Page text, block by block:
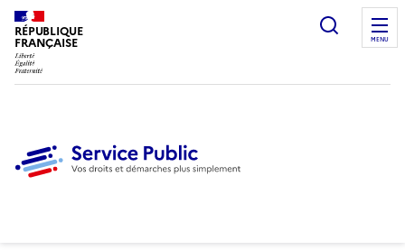
RÉPUBLIQUE
FRANÇAISE
Ouvrir
MENU